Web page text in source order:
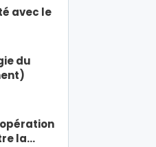
avec le
du
la…